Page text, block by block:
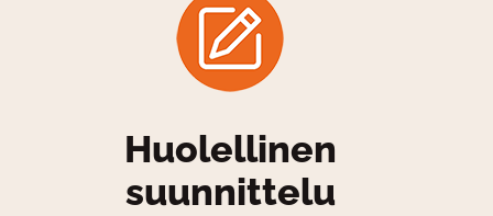
Huolellinen
suunnittelu